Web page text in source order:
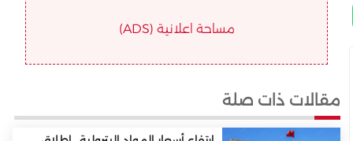
مساحة اعلانية (ADS)
مقالات ذات صلة